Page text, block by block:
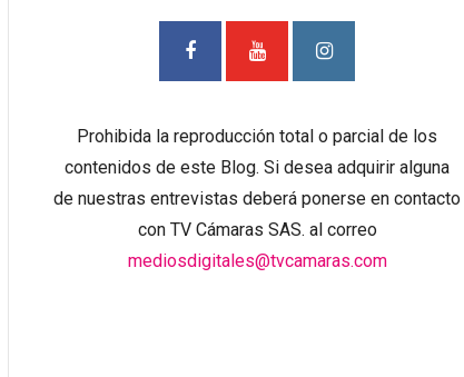
Prohibida la reproducción total o parcial de los
contenidos de este Blog. Si desea adquirir alguna
de nuestras entrevistas deberá ponerse en contacto
con TV Cámaras SAS. al correo
mediosdigitales@tvcamaras.com